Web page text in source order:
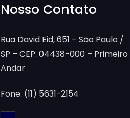
Nosso Contato
Rua David Eid, 651 – São Paulo /
SP – CEP: 04438-000 – Primeiro
Andar
Fone: (11) 5631-2154